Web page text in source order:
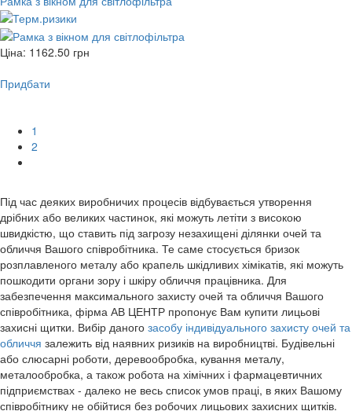
Ціна: 1162.50 грн
Придбати
1
2
Під час деяких виробничих процесів відбувається утворення
дрібних або великих частинок, які можуть летіти з високою
швидкістю, що ставить під загрозу незахищені ділянки очей та
обличчя Вашого співробітника. Те саме стосується бризок
розплавленого металу або крапель шкідливих хімікатів, які можуть
пошкодити органи зору і шкіру обличчя працівника. Для
забезпечення максимального захисту очей та обличчя Вашого
співробітника, фірма АВ ЦЕНТР пропонує Вам купити лицьові
захисні щитки. Вибір даного засобу індивідуального захисту очей та
обличчя залежить від наявних ризиків на виробництві. Будівельні
або слюсарні роботи, деревообробка, кування металу,
металообробка, а також робота на хімічних і фармацевтичних
підприємствах - далеко не весь список умов праці, в яких Вашому
співробітнику не обійтися без робочих лицьових захисних щитків.